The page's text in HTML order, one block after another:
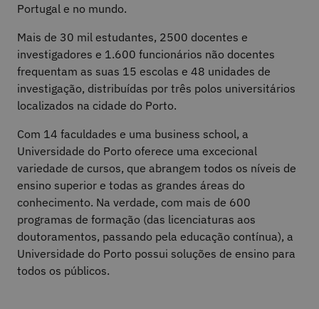
Portugal e no mundo.
Mais de 30 mil estudantes, 2500 docentes e
investigadores e 1.600 funcionários não docentes
frequentam as suas 15 escolas e 48 unidades de
investigação, distribuídas por três polos universitários
localizados na cidade do Porto.
Com 14 faculdades e uma business school, a
Universidade do Porto oferece uma excecional
variedade de cursos, que abrangem todos os níveis de
ensino superior e todas as grandes áreas do
conhecimento. Na verdade, com mais de 600
programas de formação (das licenciaturas aos
doutoramentos, passando pela educação contínua), a
Universidade do Porto possui soluções de ensino para
todos os públicos.